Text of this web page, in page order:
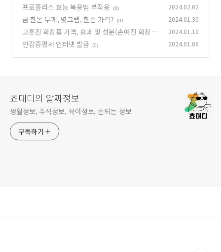
프로폴리스 효능 복용법 부작용 (0) 2024.02.02
금 한돈 무게, 몇그램, 한돈 가격? (0) 2024.01.30
고혼진 화장품 가격, 효과 및 성분(손예진 화장
품) (1)
2024.01.10
인감증명서 인터넷 발급 (0) 2024.01.06
쵸대디의 알짜정보
생활정보, 주식정보, 육아정보, 돈되는 정보
구독하기